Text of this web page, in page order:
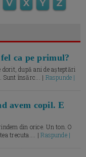
V X Y Z
ca pe primul?
după ani de așteptări
Sunt însărc... | Raspunde |
avem copil. E
din orice. Un ton. O
trecuta.... |Raspunde |